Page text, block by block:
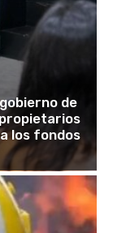
de
los fondos